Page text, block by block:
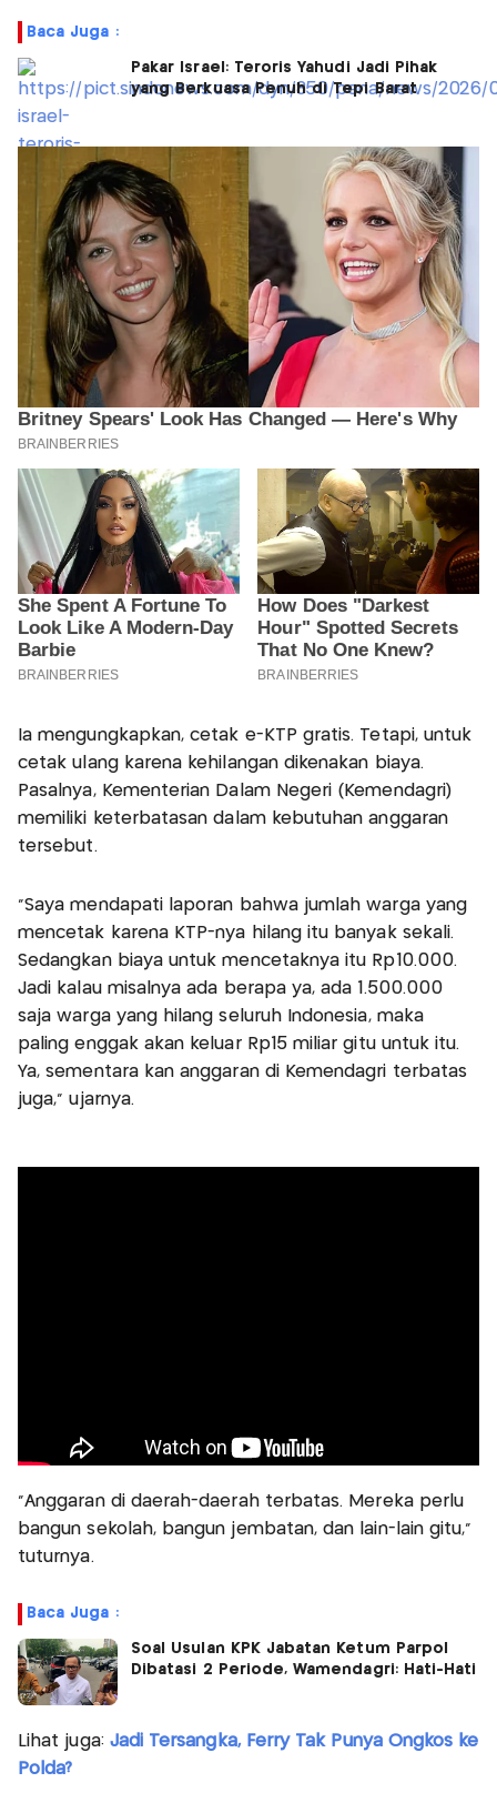
Baca Juga :
Pakar Israel: Teroris Yahudi Jadi Pihak
yang Berkuasa Penuh di Tepi Barat
Ia mengungkapkan, cetak e-KTP gratis. Tetapi, untuk
cetak ulang karena kehilangan dikenakan biaya.
Pasalnya, Kementerian Dalam Negeri (Kemendagri)
memiliki keterbatasan dalam kebutuhan anggaran
tersebut.
"Saya mendapati laporan bahwa jumlah warga yang
mencetak karena KTP-nya hilang itu banyak sekali.
Sedangkan biaya untuk mencetaknya itu Rp10.000.
Jadi kalau misalnya ada berapa ya, ada 1.500.000
saja warga yang hilang seluruh Indonesia, maka
paling enggak akan keluar Rp15 miliar gitu untuk itu.
Ya, sementara kan anggaran di Kemendagri terbatas
juga," ujarnya.
"Anggaran di daerah-daerah terbatas. Mereka perlu
bangun sekolah, bangun jembatan, dan lain-lain gitu,"
tuturnya.
Baca Juga :
Soal Usulan KPK Jabatan Ketum Parpol
Dibatasi 2 Periode, Wamendagri: Hati-Hati
Lihat juga: Jadi Tersangka, Ferry Tak Punya Ongkos ke
Polda?